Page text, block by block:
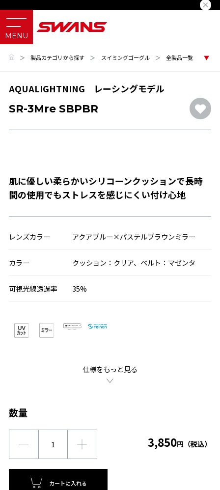
＞ 製品カテゴリから探す ＞ スイミングゴーグル ＞ 全製品一覧
AQUALIGHTNING レーシングモデル
SR-3Mre SBPBR
肌に優しい柔らかいシリコーンクッションで長時
間の使用でもストレスを感じにくい付け心地
レンズカラー アクアブルー×パステルブラウンミラー
カラー クッション：クリア、ベルト：マゼンタ
可視光線透過率 35%
仕様をもっと見る
数量
3,850円（税込）
カートに入れる